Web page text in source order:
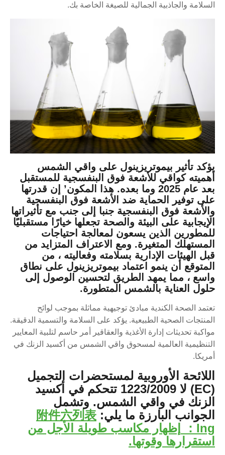
السلامة والجاذبية الجمالية للصيغة الخاصة بك.
يؤكد تأثير بيموتريزينول على واقي الشمس
أهميته كواقي للأشعة فوق البنفسجية للمستقبل
بعد عام 2025 وما بعده. هذا المكون’ إن قدرتها
على توفير الحماية ضد الأشعة فوق البنفسجية
والأشعة فوق البنفسجية جنبا إلى جنب مع تأثيراتها
الإيجابية على البيئة والصحة تجعلها خيارًا مستقبليًا
للمطورين الذين يسعون لمعالجة احتياجات
المستهلك المتغيرة. ومع الاعتراف المتزايد من
قبل الهيئات الإدارية بسلامته وفعاليته ، من
المتوقع أن ينمو اعتماد بيموتريزينول على نطاق
واسع ، مما يمهد الطريق لتحسين الوصول إلى
حلول العناية بالشمس المتطورة.
تعتمد الصحة الكندية مبادئ توجيهية مماثلة بموجب لوائح
المنتجات الصحية الطبيعية. يؤكد على السلامة والتسمية الدقيقة.
مواكبة تحديثات إدارة الأغذية والعقاقير أمر حاسم لتلبية المعايير
التنظيمية العالمية لمسحوق واقي الشمس من أكسيد الزنك في
أمريكا.
اللائحة الأوروبية لمستحضرات التجميل
(EC) لا 1223/2009 تتحكم في أكسيد
الزنك في واقي الشمس. وتشمل
الجوانب البارزة ما يلي: 附件六列表
Ing：
إظهار مكاسب طويلة الأجل من
استقرارها وقوتها.